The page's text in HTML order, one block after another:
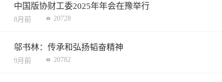
中国版协财工委2025年年会在豫举行
8月前 20728
邬书林：传承和弘扬韬奋精神
9月前 20782